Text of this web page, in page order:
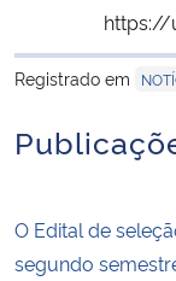
Controladoria-Geral da
Secretaria de Governo
https://
Registrado em
O Edital de
segundo